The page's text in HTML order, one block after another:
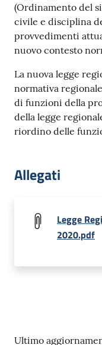
(Ordinamento del
civile e disciplina
provvedimenti
nuovo contesto
La nuova legge
normativa
di funzioni della
della legge
riordino delle
Allegati
Legge
2020.pdf
Ultimo